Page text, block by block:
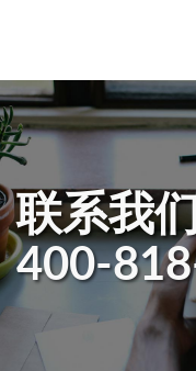
联系我们
400-